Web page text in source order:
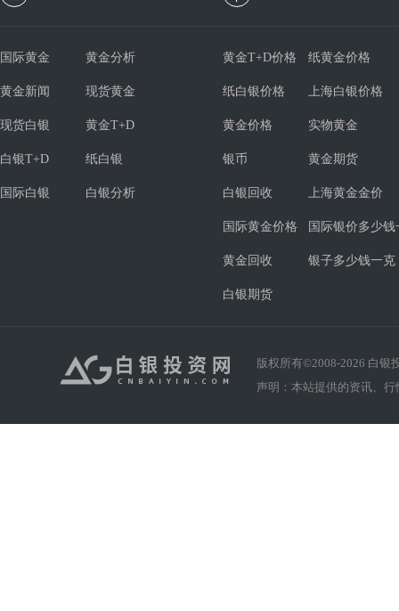
国际黄金 黄金分析
黄金新闻 现货黄金
现货白银 黄金T+D
白银T+D 纸白银
国际白银 白银分析
黄金T+D价格 纸黄金价格
纸白银价格 上海白银价格
黄金价格 实物黄金
银币 黄金期货
白银回收 上海黄金金价
国际黄金价格 国际银价多少钱
黄金回收 银子多少钱一克
白银期货
版权所有©2008-2026 白银
声明：本站提供的资讯、